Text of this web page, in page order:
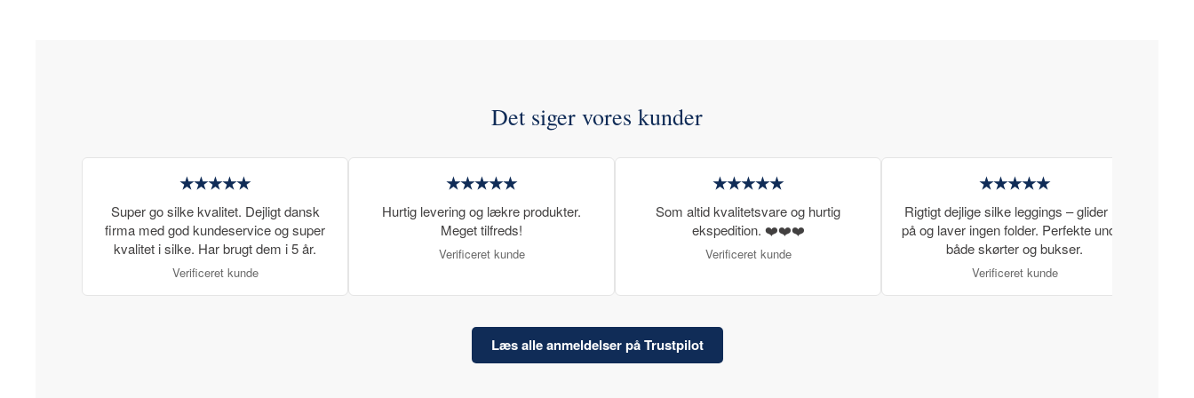
Det siger vores kunder
★★★★★
Super go silke kvalitet. Dejligt dansk
firma med god kundeservice og super
kvalitet i silke. Har brugt dem i 5 år.
Verificeret kunde
★★★★★
Hurtig levering og lækre produkter.
Meget tilfreds!
Verificeret kunde
★★★★★
Som altid kvalitetsvare og hurtig
ekspedition. ❤️❤️❤️
Verificeret kunde
★★★★★
Rigtigt dejlige silke leggings – glider let
på og laver ingen folder. Perfekte under
både skørter og bukser.
Verificeret kunde
Læs alle anmeldelser på Trustpilot